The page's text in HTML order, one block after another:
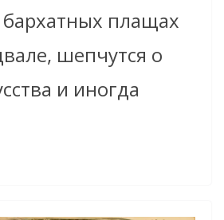
плащах
шепчутся о
и иногда